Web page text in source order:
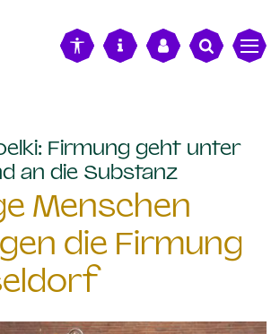
Firmung geht unter
an die Substanz
Menschen
die Firmung